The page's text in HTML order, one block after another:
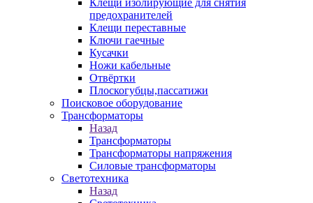
Клещи изолирующие для снятия
предохранителей
Клещи переставные
Ключи гаечные
Кусачки
Ножи кабельные
Отвёртки
Плоскогубцы,пассатижи
Поисковое оборудование
Трансформаторы
Назад
Трансформаторы
Трансформаторы напряжения
Силовые трансформаторы
Светотехника
Назад